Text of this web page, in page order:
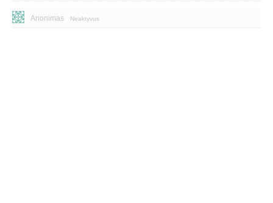
Anonimas Neaktyvus